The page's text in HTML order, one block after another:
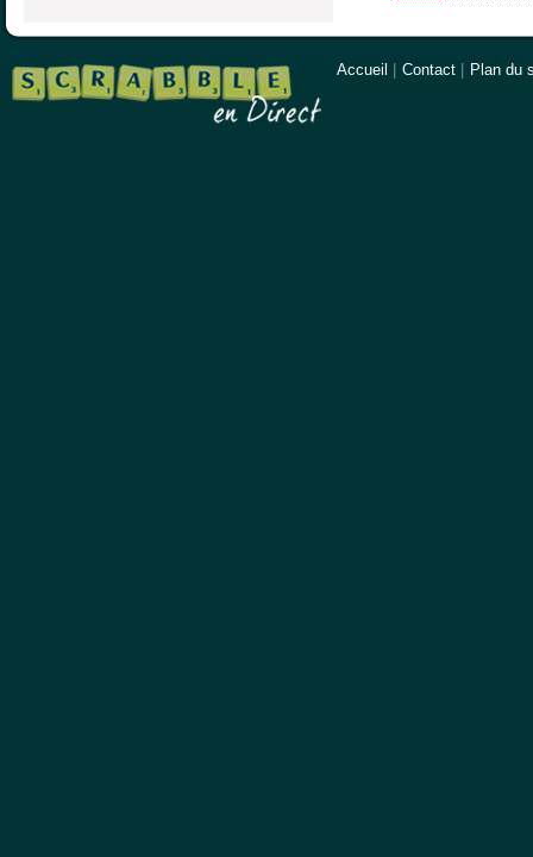
Accueil Contact Plan du